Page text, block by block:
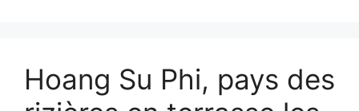
Hoang Su Phi, pays des